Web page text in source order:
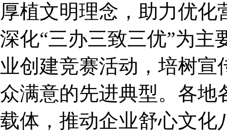
厚植文明理念，助力优
深化“三办三致三优”为主
业创建竞赛活动，培树
众满意的先进典型。各地
载体，推动企业舒心文化